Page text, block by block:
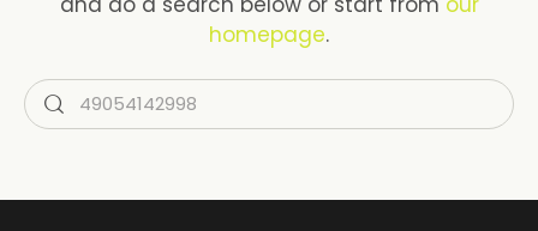
homepage.